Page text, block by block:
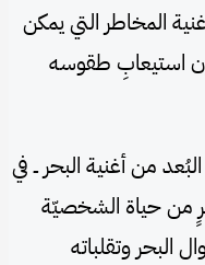
المخاطر التي يمكن
استيعابِ طقوسه
من أغنية البحر ــ في
من حياة الشخصيّة
البحر وتقلباته